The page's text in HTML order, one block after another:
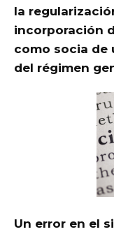
la
incorporación
como socia de
del régimen
Un error en el